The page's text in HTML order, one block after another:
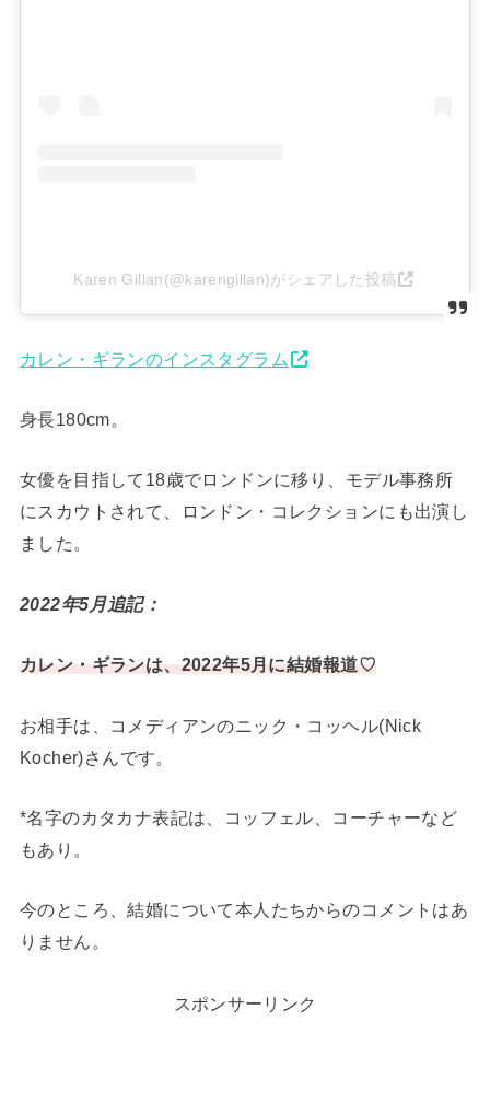
Karen Gillan(@karengillan)がシェアした投稿
カレン・ギランのインスタグラム
身長180cm。
女優を目指して18歳でロンドンに移り、モデル事務所
にスカウトされて、ロンドン・コレクションにも出演し
ました。
2022年5月追記：
カレン・ギランは、2022年5月に結婚報道♡
お相手は、コメディアンのニック・コッヘル(Nick
Kocher)さんです。
*名字のカタカナ表記は、コッフェル、コーチャーなど
もあり。
今のところ、結婚について本人たちからのコメントはあ
りません。
スポンサーリンク